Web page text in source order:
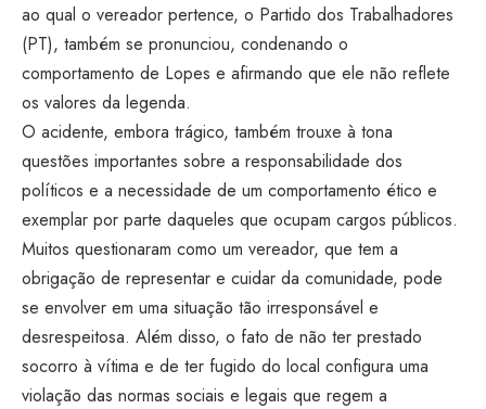
ao qual o vereador pertence, o Partido dos Trabalhadores
(PT), também se pronunciou, condenando o
comportamento de Lopes e afirmando que ele não reflete
os valores da legenda.
O acidente, embora trágico, também trouxe à tona
questões importantes sobre a responsabilidade dos
políticos e a necessidade de um comportamento ético e
exemplar por parte daqueles que ocupam cargos públicos.
Muitos questionaram como um vereador, que tem a
obrigação de representar e cuidar da comunidade, pode
se envolver em uma situação tão irresponsável e
desrespeitosa. Além disso, o fato de não ter prestado
socorro à vítima e de ter fugido do local configura uma
violação das normas sociais e legais que regem a